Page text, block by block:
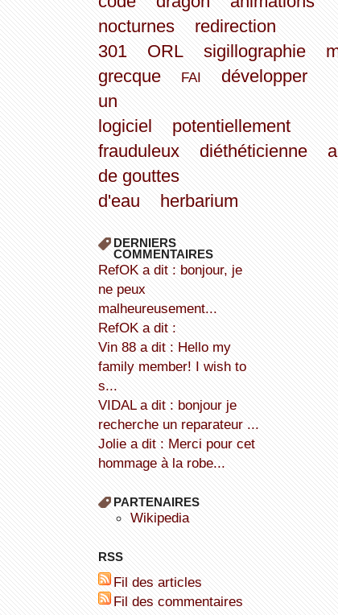
nocturnes
redirection
301
ORL sigillographie
grecque
FAI
développer
un
logiciel
potentiellement
frauduleux
diéthéticienne
de gouttes
d'eau
herbarium
DERNIERS
COMMENTAIRES
refOK a dit : bonjour, je
ne peux
malheureusement...
refOK a dit :
Vin 88 a dit : Hello my
family member! I wish to
s...
VIDAL a dit : bonjour je
recherche un reparateur ...
Jolie a dit : Merci pour cet
hommage à la robe...
PARTENAIRES
wikipedia
RSS
Fil des articles
Fil des commentaires